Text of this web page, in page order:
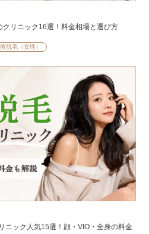
クリニック16選！料金相場と選び方
脱毛（女性）
ニック人気15選！顔・VIO・全身の料金